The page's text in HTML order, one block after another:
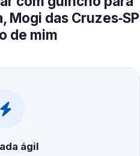
Mogi das Cruzes‑SP
de mim
ágil